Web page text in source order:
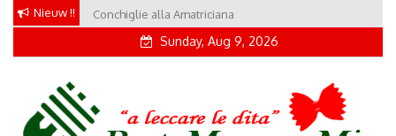
Skip
content
Nieuw !! Conchiglie alla Amatriciana
Sunday, Aug 9, 2026